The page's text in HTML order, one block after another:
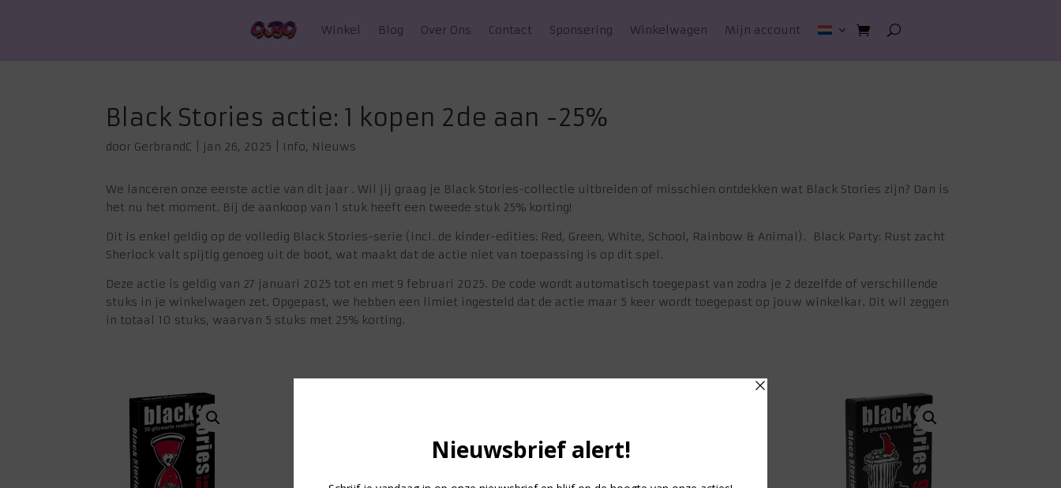
Winkel Blog Over Ons Contact Sponsering Winkelwagen Mijn account
Black Stories actie: 1 kopen 2de aan -25%
door GerbrandC jan 26, 2025 Info, Nieuws
We lanceren onze eerste actie van dit jaar . Wil jij graag je Black Stories-collectie uitbreiden of misschien ontdekken wat Black Stories zijn? Dan is
het nu het moment. Bij de aankoop van 1 stuk heeft een tweede stuk 25% korting!
Dit is enkel geldig op de volledig Black Stories-serie (incl. de kinder-edities: Red, Green, White, School, Rainbow & Animal). Black Party: Rust zacht
Sherlock valt spijtig genoeg uit de boot, wat maakt dat de actie niet van toepassing is op dit spel.
Deze actie is geldig van 27 januari 2025 tot en met 9 februari 2025. De code wordt automatisch toegepast van zodra je 2 dezelfde of verschillende
stuks in je winkelwagen zet. Opgepast, we hebben een limiet ingesteld dat de actie maar 5 keer wordt toegepast op jouw winkelkar. Dit wil zeggen
in totaal 10 stuks, waarvan 5 stuks met 25% korting.